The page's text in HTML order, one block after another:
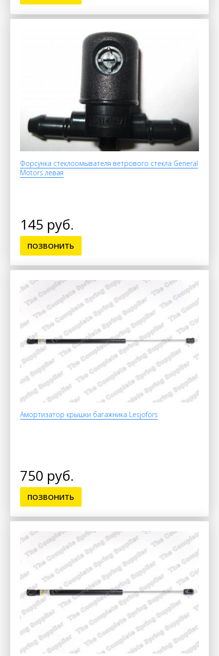
Форсунка стеклоомывателя ветрового стекла General
Motors левая
145 руб.
ПОЗВОНИТЬ
Амортизатор крышки багажника Lesjofors
750 руб.
ПОЗВОНИТЬ